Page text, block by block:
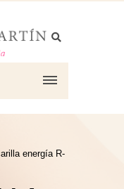
energía R-